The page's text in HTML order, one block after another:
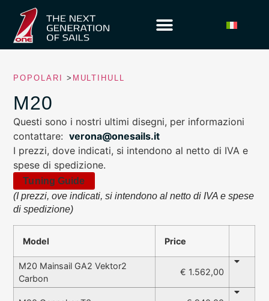
POPOLARI > MULTIHULL
M20
Questi sono i nostri ultimi disegni, per informazioni
contattare: verona@onesails.it
I prezzi, dove indicati, si intendono al netto di IVA e
spese di spedizione.
Tuning Guide
(I prezzi, ove indicati, si intendono al netto di IVA e spese
di spedizione)
Model Price
M20 Mainsail GA2 Vektor2
Carbon
€ 1.562,00